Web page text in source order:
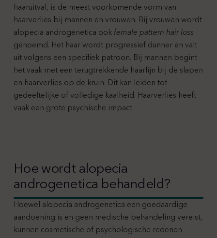
haaruitval, is de meest voorkomende vorm van
haarverlies bij mannen en vrouwen. Bij vrouwen wordt
alopecia androgenetica ook female pattern hair loss
genoemd. Het haar wordt progressief dunner en valt
uit volgens een specifiek patroon. Bij mannen begint
het vaak met een terugtrekkende haarlijn bij de slapen
en haarverlies op de kruin. Dit kan leiden tot
gedeeltelijke of volledige kaalheid. Haarverlies heeft
vaak een grote psychische impact.
Hoe wordt alopecia
androgenetica behandeld?
Hoewel alopecia androgenetica een goedaardige
aandoening is en geen medische behandeling vereist,
kunnen cosmetische of psychologische redenen